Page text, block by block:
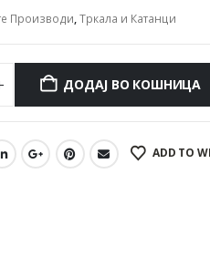
Производи,Тркала и Катанци
ДОДАЈ ВО КОШНИЦА
ADD TO